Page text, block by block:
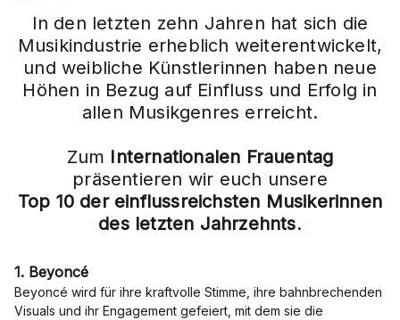
In den letzten zehn Jahren hat sich die
Musikindustrie erheblich weiterentwickelt,
und weibliche Künstlerinnen haben neue
Höhen in Bezug auf Einfluss und Erfolg in
allen Musikgenres erreicht.
Zum Internationalen Frauentag
präsentieren wir euch unsere
Top 10 der einflussreichsten Musikerinnen
des letzten Jahrzehnts.
1. Beyoncé
Beyoncé wird für ihre kraftvolle Stimme, ihre bahnbrechenden
Visuals und ihr Engagement gefeiert, mit dem sie die